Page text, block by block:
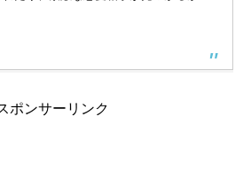
ポンサーリンク